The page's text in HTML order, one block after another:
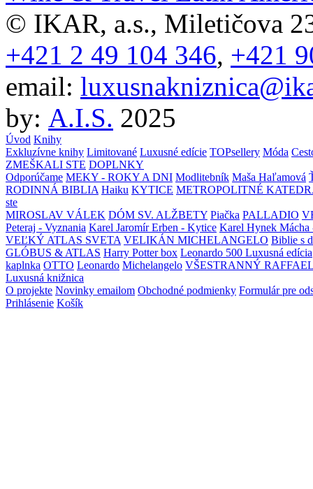
© IKAR, a.s., Miletičova
+421 2 49 104 346, +421
email:
by: A.I.S. 2025
Úvod Knihy
Exkluzívne knihy Limitované Luxusné edície TOPsellery Móda
ZMEŠKALI STE DOPLNKY
Odporúčame MEKY - ROKY A DNI Modlitebník Maša Haľamová
RODINNÁ BIBLIA Haiku KYTICE METROPOLITNÉ
ste
MIROSLAV VÁLEK DÓM SV. ALŽBETY Piačka PALLADIO
Peteraj - Vyznania Karel Jaromír Erben - Kytice Karel Hynek Mácha
VEĽKÝ ATLAS SVETA VELIKÁN MICHELANGELO Biblie s
GLÓBUS & ATLAS Harry Potter box Leonardo 500 Luxusná edícia
kaplnka OTTO Leonardo Michelangelo VŠESTRANNÝ
Luxusná knižnica
O projekte Novinky emailom Obchodné podmienky Formulár pre
Prihlásenie Košík